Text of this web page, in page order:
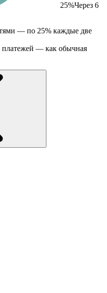
25%Через 6
— по 25% каждые две
— как обычная